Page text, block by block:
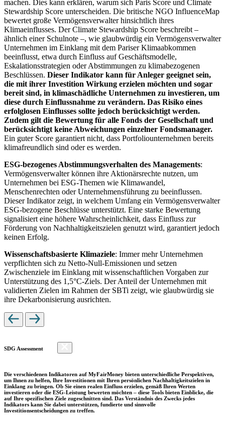
machen. Dies kann erklären, warum sich Paris Score und Climate
Stewardship Score unterscheiden. Die britische NGO InfluenceMap
bewertet große Vermögensverwalter hinsichtlich ihres
Klimaeinflusses. Der Climate Stewardship Score beschreibt –
ähnlich einer Schulnote –, wie glaubwürdig ein Vermögensverwalter
Unternehmen im Einklang mit dem Pariser Klimaabkommen
beeinflusst, etwa durch Einfluss auf Geschäftsmodelle,
Eskalationsstrategien oder Abstimmungen zu klimabezogenen
Beschlüssen. Dieser Indikator kann für Anleger geeignet sein,
die mit ihrer Investition Wirkung erzielen möchten und sogar
bereit sind, in klimaschädliche Unternehmen zu investieren, um
diese durch Einflussnahme zu verändern. Das Risiko eines
erfolglosen Einflusses sollte jedoch berücksichtigt werden.
Zudem gilt die Bewertung für alle Fonds der Gesellschaft und
berücksichtigt keine Abweichungen einzelner Fondsmanager.
Ein guter Score garantiert nicht, dass Portfoliounternehmen bereits
klimafreundlich sind oder es werden.
ESG-bezogenes Abstimmungsverhalten des Managements:
Vermögensverwalter können ihre Aktionärsrechte nutzen, um
Unternehmen bei ESG-Themen wie Klimawandel,
Menschenrechten oder Unternehmensführung zu beeinflussen.
Dieser Indikator zeigt, in welchem Umfang ein Vermögensverwalter
ESG-bezogene Beschlüsse unterstützt. Eine starke Bewertung
signalisiert eine höhere Wahrscheinlichkeit, dass Einfluss zur
Förderung von Nachhaltigkeitszielen genutzt wird, garantiert jedoch
keinen Erfolg.
Wissenschaftsbasierte Klimaziele: Immer mehr Unternehmen
verpflichten sich zu Netto-Null-Emissionen und setzen
Zwischenziele im Einklang mit wissenschaftlichen Vorgaben zur
Unterstützung des 1,5°C-Ziels. Der Anteil der Unternehmen mit
validierten Zielen im Rahmen der SBTi zeigt, wie glaubwürdig sie
ihre Dekarbonisierung ausrichten.
SDG Assessment
Die verschiedenen Indikatoren auf MyFairMoney bieten unterschiedliche Perspektiven,
um Ihnen zu helfen, Ihre Investitionen mit Ihren persönlichen Nachhaltigkeitszielen in
Einklang zu bringen. Ob Sie einen realen Einfluss erzielen, gemäß Ihren Werten
investieren oder die ESG-Leistung bewerten möchten – diese Tools bieten Einblicke, die
auf Ihre spezifischen Ziele zugeschnitten sind. Das Verständnis des Zwecks jedes
Indikators kann Sie dabei unterstützen, fundierte und sinnvolle
Investitionsentscheidungen zu treffen.